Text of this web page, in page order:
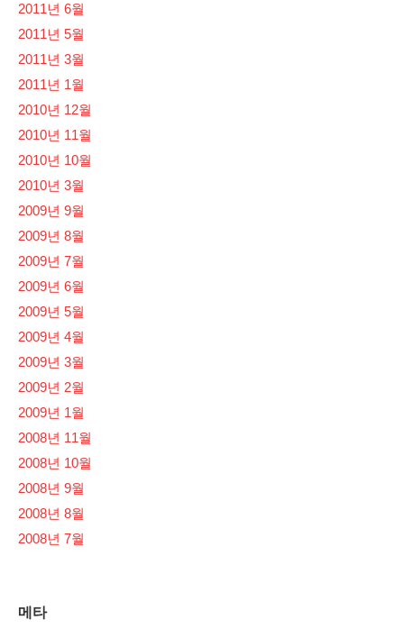
2011년 6월
2011년 5월
2011년 3월
2011년 1월
2010년 12월
2010년 11월
2010년 10월
2010년 3월
2009년 9월
2009년 8월
2009년 7월
2009년 6월
2009년 5월
2009년 4월
2009년 3월
2009년 2월
2009년 1월
2008년 11월
2008년 10월
2008년 9월
2008년 8월
2008년 7월
메타